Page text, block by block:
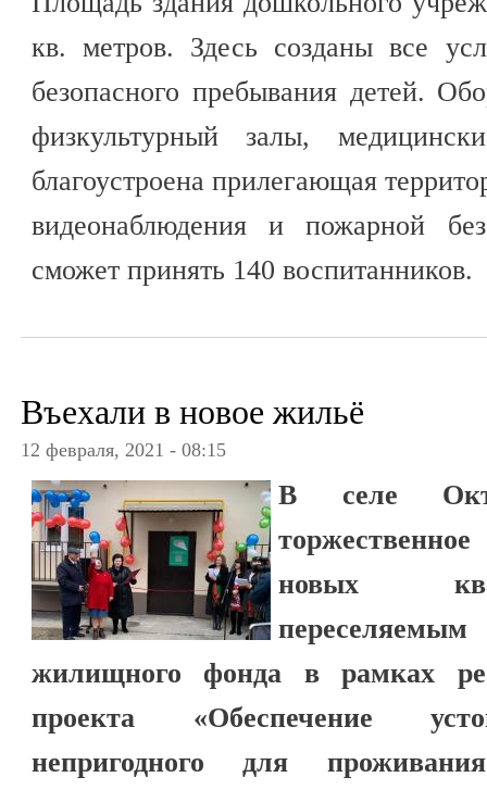
кв. метров. Здесь созданы все
безопасного пребывания детей.
физкультурный залы,
благоустроена прилегающая
видеонаблюдения и пожарной
сможет принять 140 воспитанников.
Въехали в новое жильё
12 февраля, 2021 - 08:15
В селе
новых
жилищного фонда в рамках
проекта «Обеспечение
непригодного для